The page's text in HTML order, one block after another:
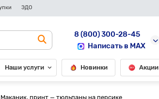
ЭДО
8 (800) 300-28-45
Написать в MAX
Наши услуги Новинки Акции
принт — тюльпаны на персике